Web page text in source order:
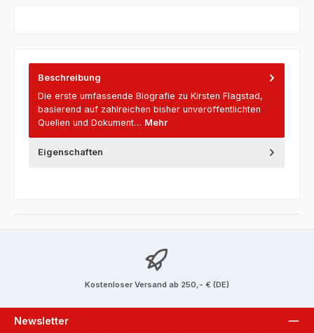
Beschreibung
Die erste umfassende Biografie zu Kirsten Flagstad,
basierend auf zahlreichen bisher unveröffentlichten
Quellen und Dokument… Mehr
Eigenschaften
Kostenloser Versand ab 250,- € (DE)
Newsletter